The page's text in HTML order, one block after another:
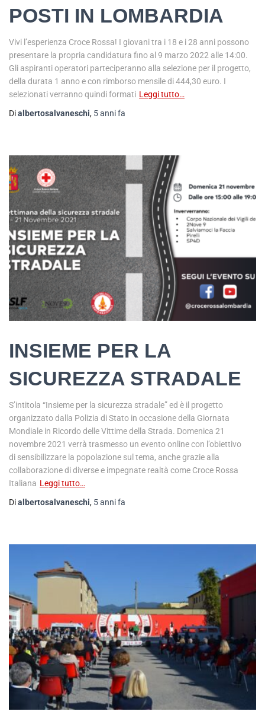
POSTI IN LOMBARDIA
Vivi l’esperienza Croce Rossa! I giovani tra i 18 e i 28 anni possono
presentare la propria candidatura fino al 9 marzo 2022 alle 14:00.
Gli aspiranti operatori parteciperanno alla selezione per il progetto,
della durata 1 anno e con rimborso mensile di 444,30 euro. I
selezionati verranno quindi formati Leggi tutto…
Dialbertosalvaneschi, 5 annifa
INSIEME PER LA
SICUREZZA STRADALE
S’intitola “Insieme per la sicurezza stradale” ed è il progetto
organizzato dalla Polizia di Stato in occasione della Giornata
Mondiale in Ricordo delle Vittime della Strada. Domenica 21
novembre 2021 verrà trasmesso un evento online con l’obiettivo
di sensibilizzare la popolazione sul tema, anche grazie alla
collaborazione di diverse e impegnate realtà come Croce Rossa
Italiana Leggi tutto…
Dialbertosalvaneschi, 5 annifa